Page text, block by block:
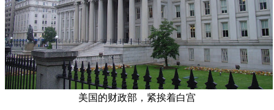
美国的财政部，紧挨着白宫